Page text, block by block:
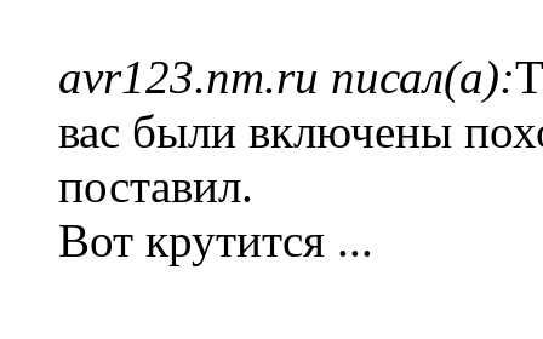
avr123.nm.ru писал(а):
вас были включены
поставил.
Вот крутится ...